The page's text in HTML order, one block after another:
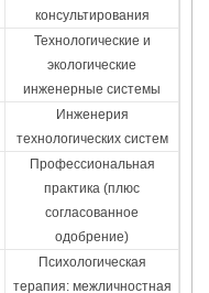
консультирования
Технологические и
экологические
инженерные системы
Инженерия
технологических систем
Профессиональная
практика (плюс
согласованное
одобрение)
Психологическая
терапия: межличностная